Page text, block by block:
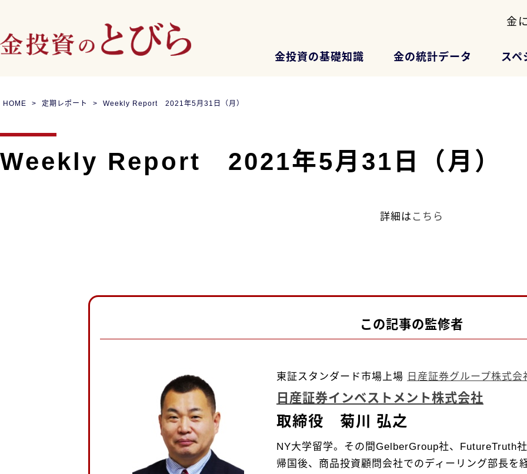
金
金投資の基礎知識 金の統計データ スペ
HOME 定期レポート Weekly Report 2021年5月31日（月）
Weekly Report 2021年5月31日（月）
詳細は こちら
この記事の監修者
東証スタンダード市場上場 日産証券グループ株式会
日産証券インベストメント株式会社
取締役 菊川 弘之
NY大学留学。その間GelberGroup社、FutureTruth
帰国後、商品投資顧問会社でのディーリング部長を